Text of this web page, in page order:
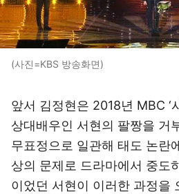
(사진=KBS 방송화면)
앞서 김정현은 2018년 MBC ‘
상대배우인 서현의 팔짱을 거
무표정으로 일관해 태도 논란
상의 문제로 드라마에서 중도
이었던 서현이 이러한 과정을